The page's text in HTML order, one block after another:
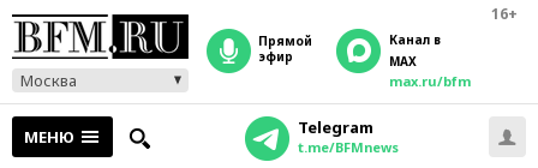
16+
Москва
прямой
эфир
Канал в
MAX
max.ru/bfm
МЕНЮ Telegram
t.me/BFMnews